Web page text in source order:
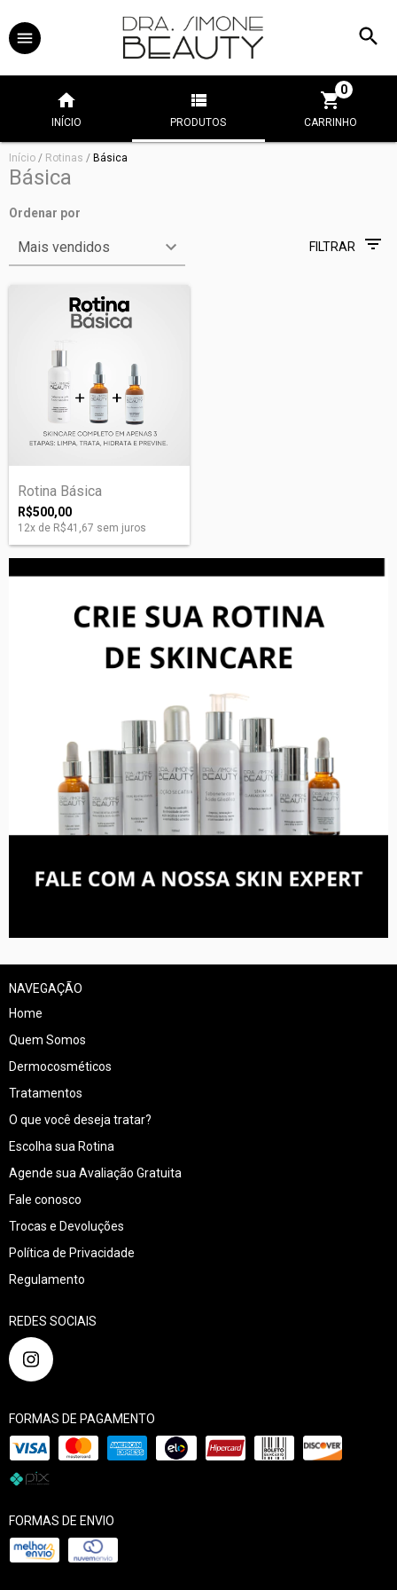
INÍCIO PRODUTOS CARRINHO
0
Início / Rotinas / Básica
Básica
Ordenar por
FILTRAR
Rotina Básica
R$500,00
12x de R$41,67 sem juros
NAVEGAÇÃO
Home
Quem Somos
Dermocosméticos
Tratamentos
O que você deseja tratar?
Escolha sua Rotina
Agende sua Avaliação Gratuita
Fale conosco
Trocas e Devoluções
Política de Privacidade
Regulamento
REDES SOCIAIS
FORMAS DE PAGAMENTO
FORMAS DE ENVIO